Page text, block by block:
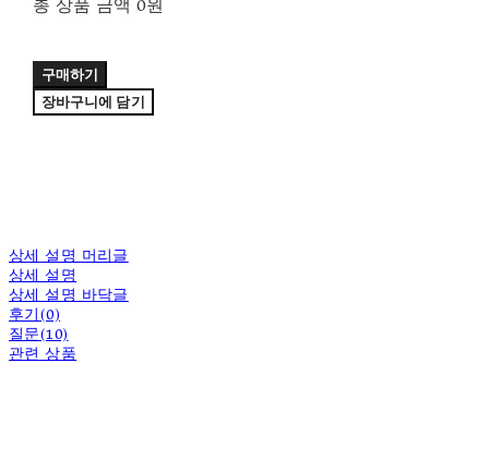
총 상품 금액 0원
구매하기
장바구니에 담기
상세 설명 머리글
상세 설명
상세 설명 바닥글
후기(0)
질문(10)
관련 상품